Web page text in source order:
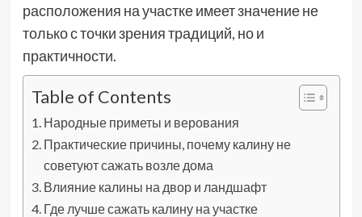
расположения на участке имеет значение не
только с точки зрения традиций, но и
практичности.
Table of Contents
Народные приметы и верования
Практические причины, почему калину не
советуют сажать возле дома
Влияние калины на двор и ландшафт
Где лучше сажать калину на участке